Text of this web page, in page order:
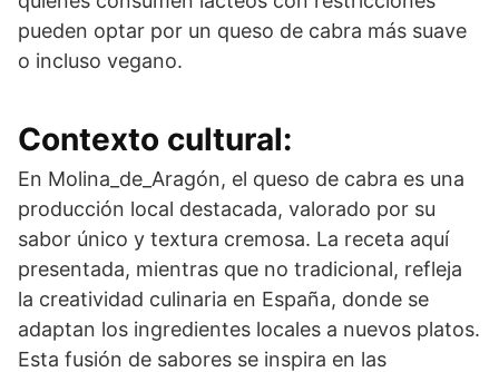
pueden optar por un queso de cabra más suave
o incluso vegano.
Contexto cultural:
En Molina_de_Aragón, el queso de cabra es una
producción local destacada, valorado por su
sabor único y textura cremosa. La receta aquí
presentada, mientras que no tradicional, refleja
la creatividad culinaria en España, donde se
adaptan los ingredientes locales a nuevos platos.
Esta fusión de sabores se inspira en las